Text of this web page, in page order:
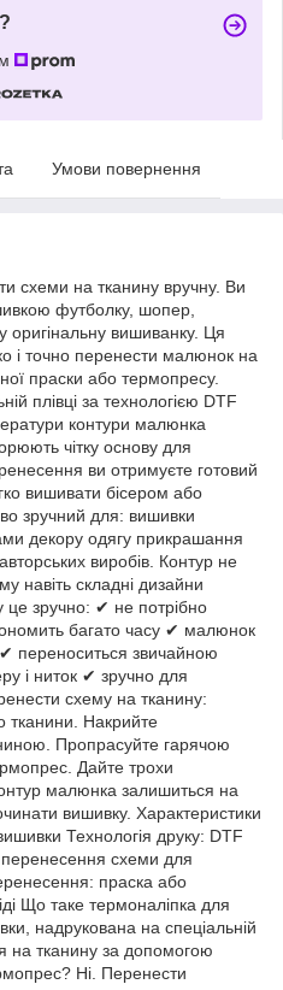
Умови повернення
схеми на тканину вручну. Ви
футболку, шопер,
оригінальну вишиванку. Ця
і точно перенести малюнок на
праски або термопресу.
плівці за технологією DTF
контури малюнка
чітку основу для
ви отримуєте готовий
вишивати бісером або
зручний для: вишивки
декору одягу прикрашання
виробів. Контур не
навіть складні дизайни
зручно: ✔ не потрібно
багато часу ✔ малюнок
переноситься звичайною
і ниток ✔ зручно для
схему на тканину:
тканини. Накрийте
Пропрасуйте гарячою
Дайте трохи
малюнка залишиться на
вишивку. Характеристики
Технологія друку: DTF
схеми для
праска або
Що таке термоналіпка для
надрукована на спеціальній
на тканину за допомогою
Ні. Перенести